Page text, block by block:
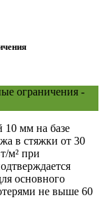
мм на базе
в стяжки от 30
м² при
основного
не выше 60